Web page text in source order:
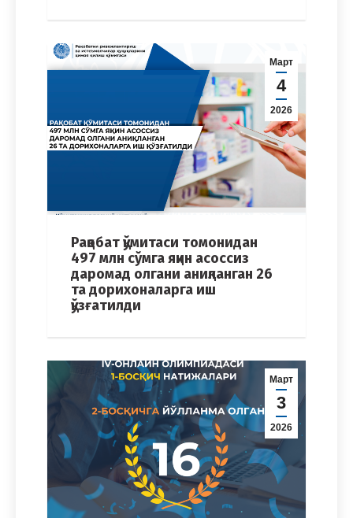
Март
4
2026
Рақобат қўмитаси томонидан
497 млн сўмга яқин асоссиз
даромад олгани аниқланган 26
та дорихоналарга иш
қўзғатилди
Март
3
2026